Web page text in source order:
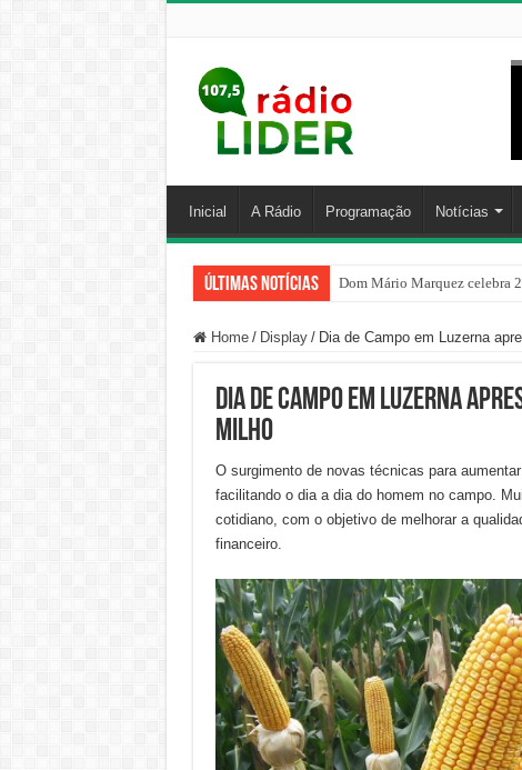
Inicial A Rádio Programação Notícias
Últimas Notícias Dom Mário Marquez celebra
Home / Display / Dia de Campo em Luzerna
Dia de Campo em Luzerna
milho
O surgimento de novas técnicas para
facilitando o dia a dia do homem no campo.
cotidiano, com o objetivo de melhorar a
financeiro.